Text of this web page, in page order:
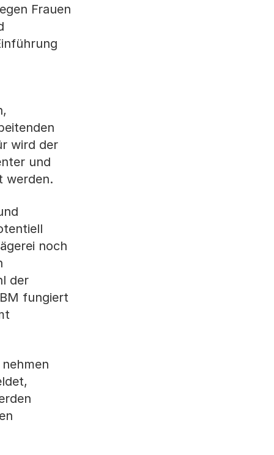
Frauen
wird der
und
werden.
noch
der
fungiert